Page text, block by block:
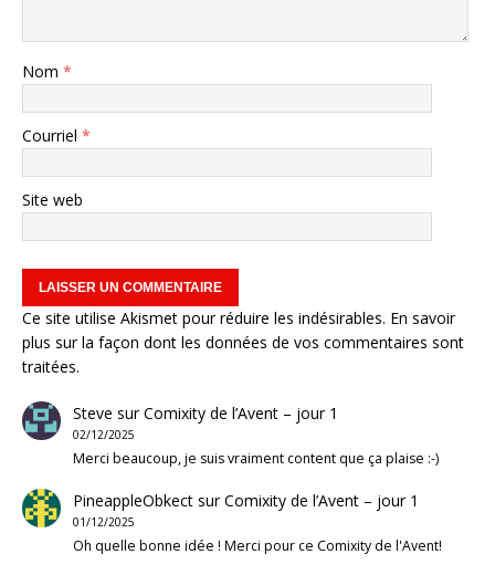
Nom *
Courriel *
Site web
Ce site utilise Akismet pour réduire les indésirables. En savoir
plus sur la façon dont les données de vos commentaires sont
traitées.
Steve surComixity de l’Avent – jour 1
02/12/2025
Merci beaucoup, je suis vraiment content que ça plaise :-)
PineappleObkectsurComixity de l’Avent – jour 1
01/12/2025
Oh quelle bonne idée ! Merci pour ce Comixity de l'Avent!